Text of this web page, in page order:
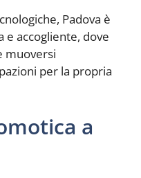
Padova è
e accogliente, dove
muoversi
per la propria
a